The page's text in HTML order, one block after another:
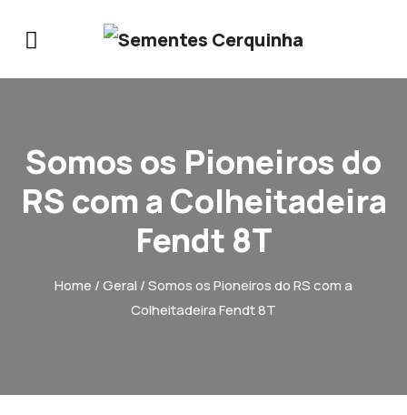
Somos os Pioneiros do
RS com a Colheitadeira
Fendt 8T
Home /Geral / Somos os Pioneiros do RS com a
Colheitadeira Fendt 8T